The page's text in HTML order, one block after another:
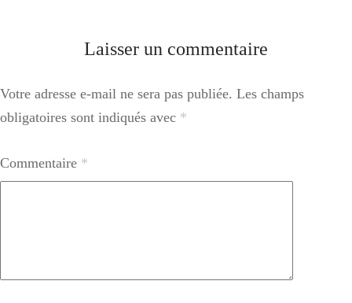
Laisser un commentaire
Votre adresse e-mail ne sera pas publiée. Les champs
obligatoires sont indiqués avec *
Commentaire *